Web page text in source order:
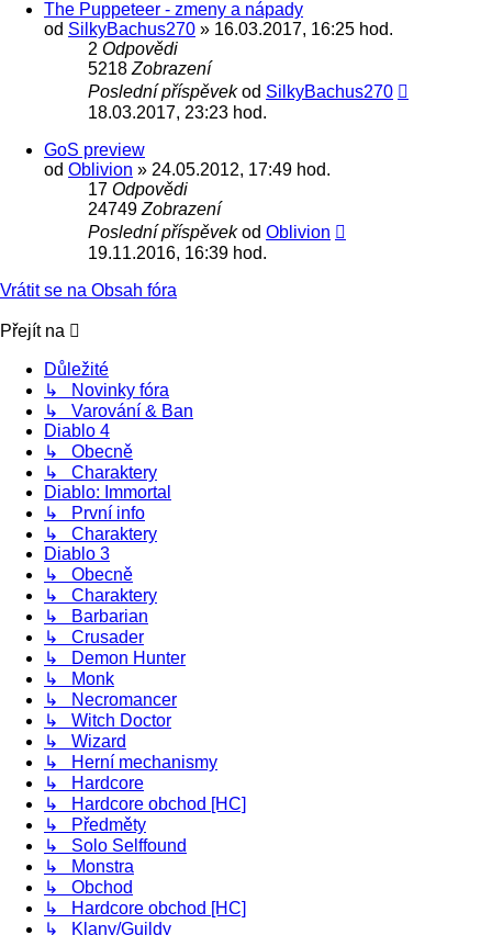
The Puppeteer - zmeny a nápady
od SilkyBachus270 » 16.03.2017, 16:25 hod.
2 Odpovědi
5218 Zobrazení
Poslední příspěvekod SilkyBachus270
18.03.2017, 23:23 hod.
GoS preview
od Oblivion » 24.05.2012, 17:49 hod.
17 Odpovědi
24749 Zobrazení
Poslední příspěvekod Oblivion
19.11.2016, 16:39 hod.
Vrátit se na Obsah fóra
Přejít na
Důležité
↳ Novinky fóra
↳ Varování & Ban
Diablo 4
↳ Obecně
↳ Charaktery
Diablo: Immortal
↳ První info
↳ Charaktery
Diablo 3
↳ Obecně
↳ Charaktery
↳ Barbarian
↳ Crusader
↳ Demon Hunter
↳ Monk
↳ Necromancer
↳ Witch Doctor
↳ Wizard
↳ Herní mechanismy
↳ Hardcore
↳ Hardcore obchod [HC]
↳ Předměty
↳ Solo Selffound
↳ Monstra
↳ Obchod
↳ Hardcore obchod [HC]
↳ Klany/Guildy